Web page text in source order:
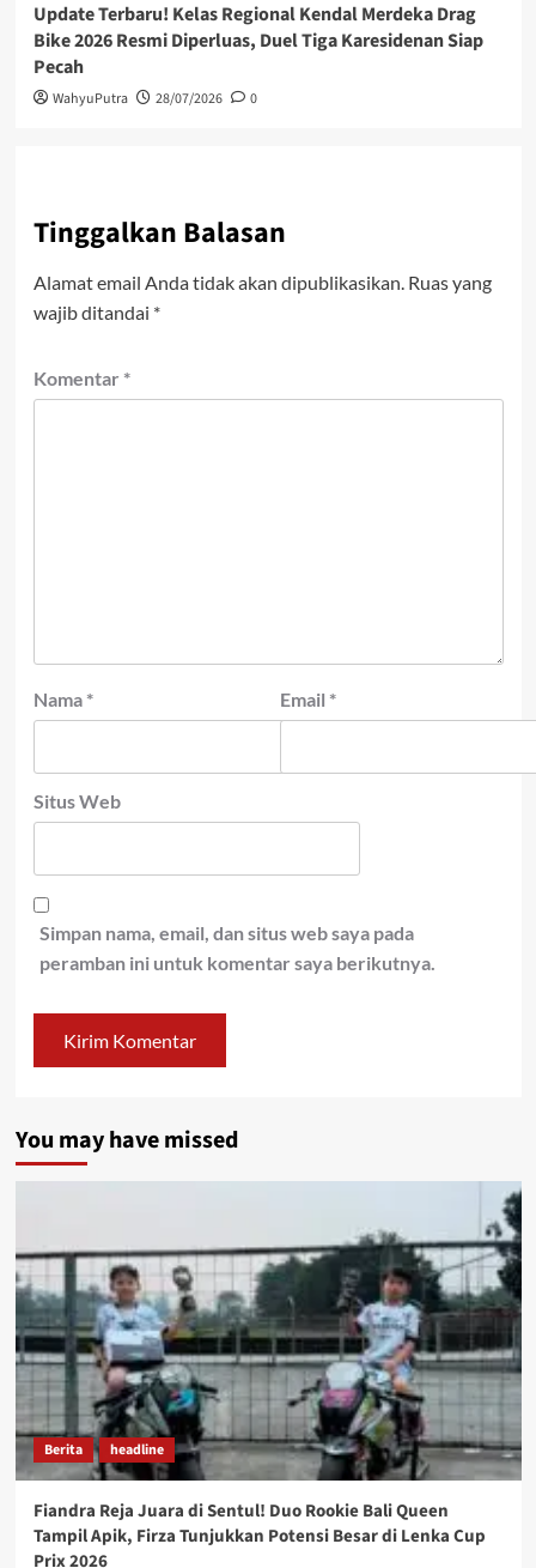
Update Terbaru! Kelas Regional Kendal Merdeka Drag
Bike 2026 Resmi Diperluas, Duel Tiga Karesidenan Siap
Pecah
WahyuPutra 28/07/2026 0
Tinggalkan Balasan
Alamat email Anda tidak akan dipublikasikan. Ruas yang
wajib ditandai *
Komentar *
Nama * Email *
Situs Web
Simpan nama, email, dan situs web saya pada
peramban ini untuk komentar saya berikutnya.
You may have missed
Berita headline
Fiandra Reja Juara di Sentul! Duo Rookie Bali Queen
Tampil Apik, Firza Tunjukkan Potensi Besar di Lenka Cup
Prix 2026